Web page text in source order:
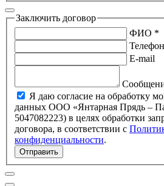
Заключить договор
ФИО *
E-mail
Я даю согласие на обработку
данных ООО «Янтарная Прядь –
5047082223) в целях обработки запроса и заключение
договора, в соответствии с
конфиденциальности.
Отправить